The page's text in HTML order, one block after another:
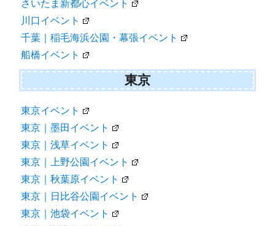
さいたま新都心イベント
川口イベント
千葉｜稲毛海浜公園・幕張イベント
船橋イベント
東京
東京イベント
東京｜墨田イベント
東京｜浅草イベント
東京｜上野公園イベント
東京｜秋葉原イベント
東京｜日比谷公園イベント
東京｜池袋イベント